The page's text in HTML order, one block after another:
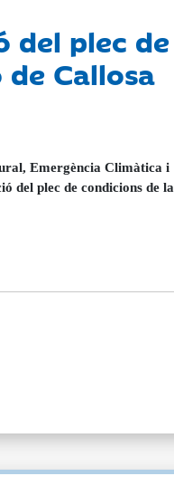
del plec de
Callosa
Emergència Climàtica i
del plec de condicions de la